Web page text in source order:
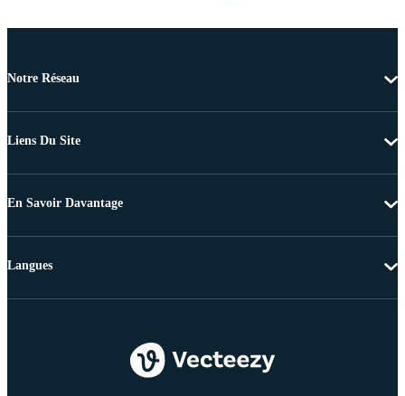
Notre Réseau
Liens Du Site
En Savoir Davantage
Langues